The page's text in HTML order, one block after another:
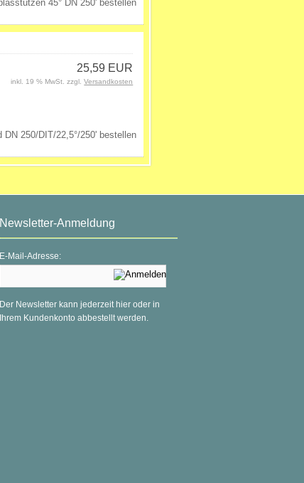
25,59 EUR
inkl. 19 % MwSt. zzgl.Versandkosten
Newsletter-Anmeldung
E-Mail-Adresse:
Der Newsletter kann jederzeit hier oder in
Ihrem Kundenkonto abbestellt werden.